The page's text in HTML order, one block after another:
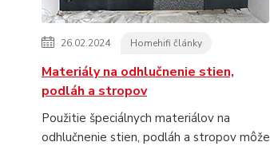
26.02.2024 Homehifi články
Materiály na odhlučnenie stien,
podláh a stropov
Použitie špeciálnych materiálov na
odhlučnenie stien, podláh a stropov môže